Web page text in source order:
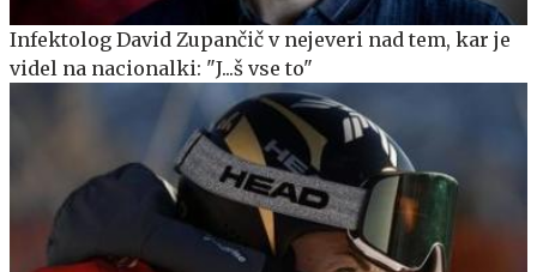
Infektolog David Zupančič v nejeveri nad tem, kar je
videl na nacionalki: "J...š vse to"